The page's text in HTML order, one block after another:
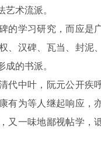
术流派。
的学习研究，而应是
、汉碑、瓦当、封泥
的书派。
代中叶，阮元公开疾
有为等人继起响应，
又一味地鄙视帖学，